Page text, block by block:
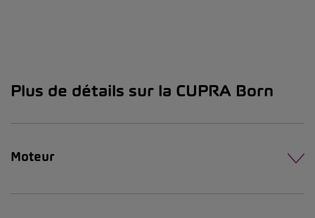
Plus de détails sur la CUPRA Born
Moteur